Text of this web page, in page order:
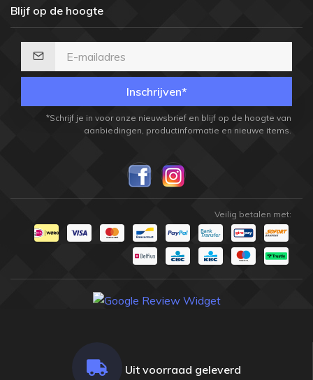
Blijf op de hoogte
Inschrijven*
*Schrijf je in voor onze nieuwsbrief en blijf op de hoogte van
aanbiedingen, productinformatie en nieuwe items.
Veilig betalen met:
Uit voorraad geleverd